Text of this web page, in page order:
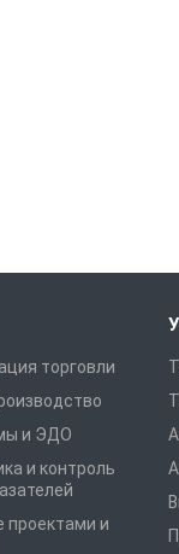
торговли
и ЭДО
и контроль
проектами и